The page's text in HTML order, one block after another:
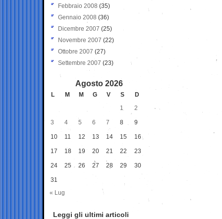
Febbraio 2008 (35)
Gennaio 2008 (36)
Dicembre 2007 (25)
Novembre 2007 (22)
Ottobre 2007 (27)
Settembre 2007 (23)
Agosto 2026
L M M G V S
D
1
2
3 4 5 6 7 8 9
10 11 12 13 14 15 16
17 18 19 20 21 22 23
24 25 26 27 28 29 30
31
« Lug
Leggi gli ultimi articoli